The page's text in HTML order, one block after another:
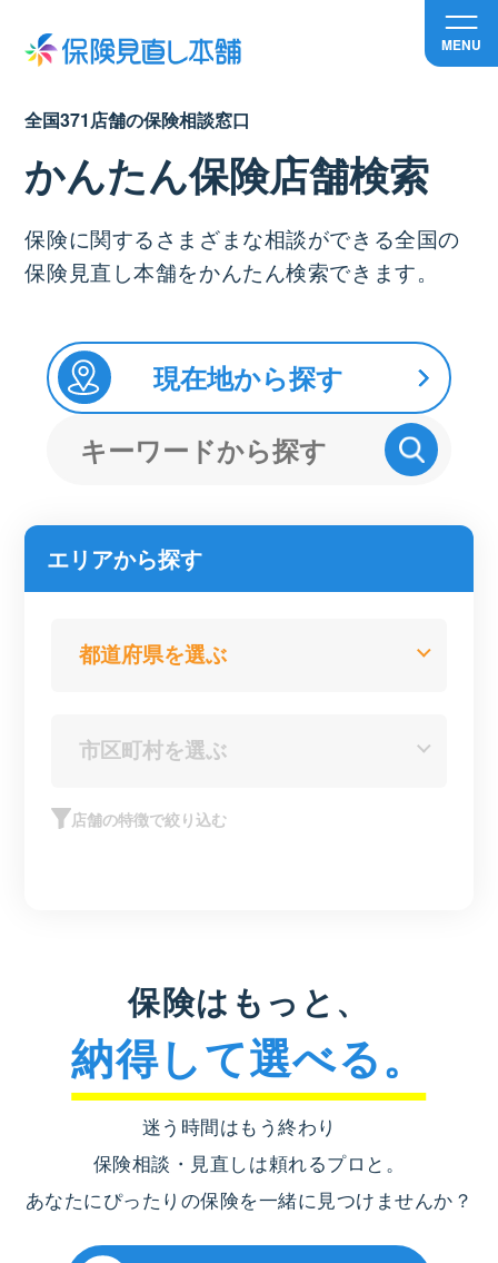
MENU
全国371店舗の保険相談窓口
かんたん保険店舗検索
保険に関するさまざまな相談ができる全国の
保険見直し本舗をかんたん検索できます。
現在地から探す
エリアから探す
店舗の特徴で絞り込む
保険はもっと、
納得して選べる。
迷う時間はもう終わり
保険相談・見直しは頼れるプロと。
あなたにぴったりの保険を一緒に見つけませんか？